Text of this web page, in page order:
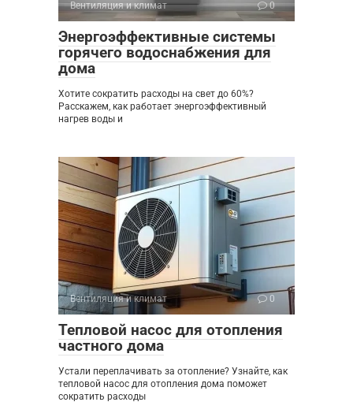
Вентиляция и климат 0
Энергоэффективные системы
горячего водоснабжения для
дома
Хотите сократить расходы на свет до 60%?
Расскажем, как работает энергоэффективный
нагрев воды и
Вентиляция и климат 0
Тепловой насос для отопления
частного дома
Устали переплачивать за отопление? Узнайте, как
тепловой насос для отопления дома поможет
сократить расходы